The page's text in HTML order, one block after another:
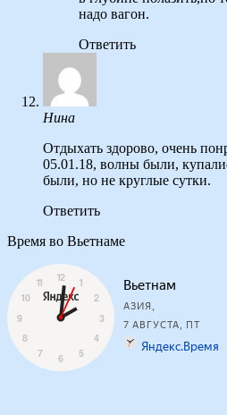
надо вагон.
Ответить
Нина
Отдыхать здорово, очень
05.01.18, волны были,
были, но не круглые сутки.
Ответить
Время во Вьетнаме